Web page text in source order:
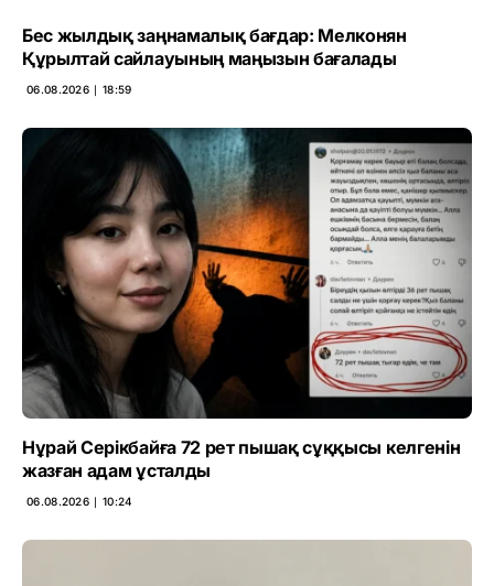
Бес жылдық заңнамалық бағдар: Мелконян
Құрылтай сайлауының маңызын бағалады
06.08.2026 ∣ 18:59
Нұрай Серікбайға 72 рет пышақ сұққысы келгенін
жазған адам ұсталды
06.08.2026 ∣ 10:24